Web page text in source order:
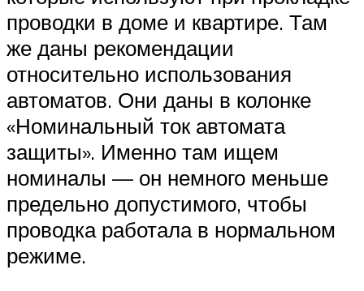
проводки в доме и квартире. Там
же даны рекомендации
относительно использования
автоматов. Они даны в колонке
«Номинальный ток автомата
защиты». Именно там ищем
номиналы — он немного меньше
предельно допустимого, чтобы
проводка работала в нормальном
режиме.